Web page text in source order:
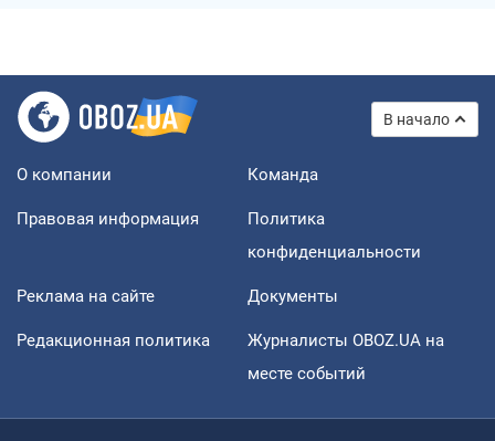
В начало
О компании Команда
Правовая информация
Политика
конфиденциальности
Реклама на сайте Документы
Редакционная политика
Журналисты OBOZ.UA на
месте событий